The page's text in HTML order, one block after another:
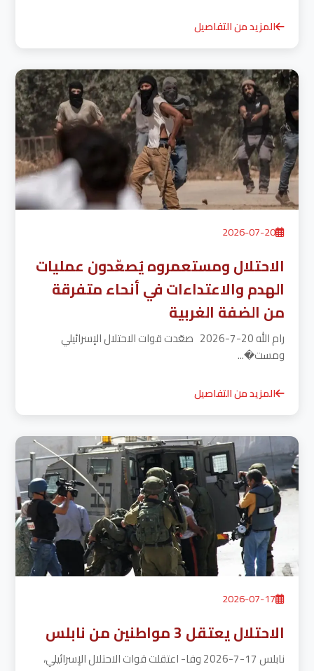
المزيد من التفاصيل
2026-07-20
الاحتلال ومستعمروه يُصعّدون عمليات
الهدم والاعتداءات في أنحاء متفرقة
من الضفة الغربية
رام الله 20-7-2026 صعّدت قوات الاحتلال الإسرائيلي
ومست�...
المزيد من التفاصيل
2026-07-17
الاحتلال يعتقل 3 مواطنين من نابلس
نابلس 17-7-2026 وفا- اعتقلت قوات الاحتلال الإسرائيلي،